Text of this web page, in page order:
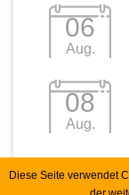
06
Aug.
08
Aug.
Diese Seite verwendet